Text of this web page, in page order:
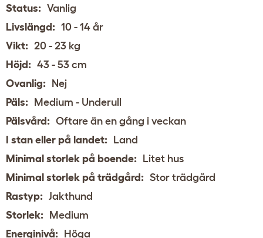
Status: Vanlig
Livslängd: 10 - 14 år
Vikt: 20 - 23 kg
Höjd: 43 - 53 cm
Ovanlig: Nej
Päls: Medium - Underull
Pälsvård: Oftare än en gång i veckan
I stan eller på landet: Land
Minimal storlek på boende: Litet hus
Minimal storlek på trädgård: Stor trädgård
Rastyp: Jakthund
Storlek: Medium
Energinivå: Höga